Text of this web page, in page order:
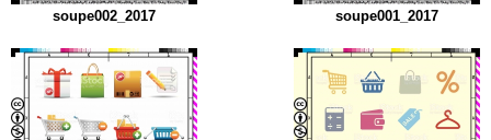
soupe002_2017 soupe001_2017